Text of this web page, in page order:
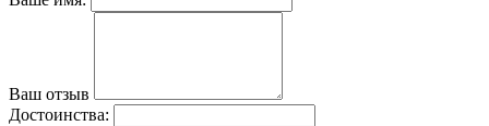
Ваш отзыв
Достоинства: